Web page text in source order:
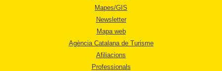
Mapes/GIS
Newsletter
Mapa web
Agència Catalana de Turisme
Afiliacions
Professionals